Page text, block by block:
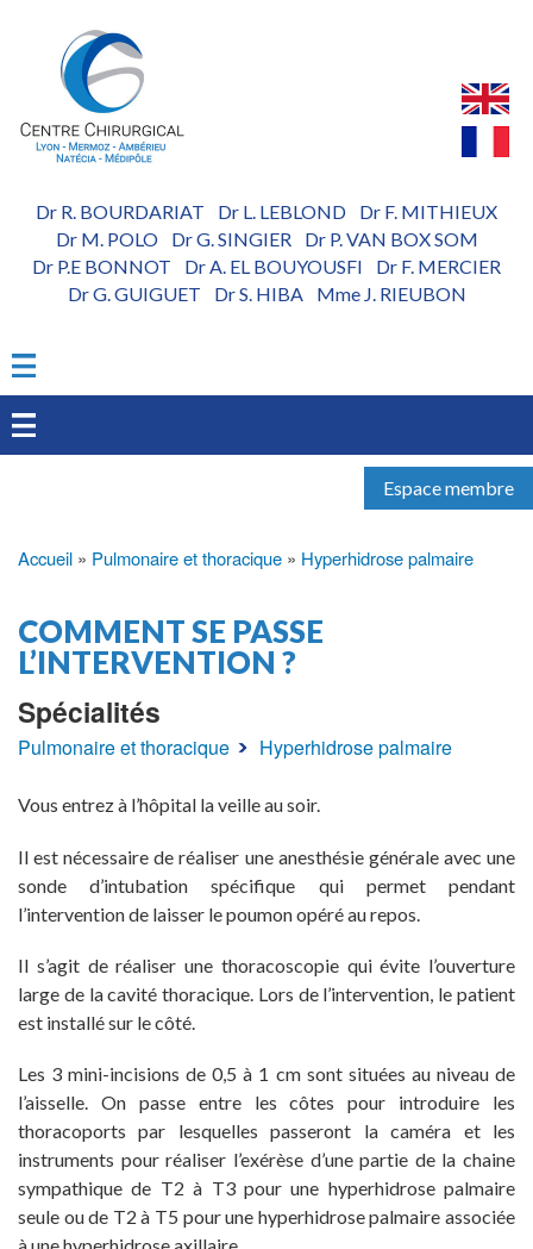
Dr R. BOURDARIAT Dr L. LEBLOND
Dr F. MITHIEUX
Dr M. POLO- Dr G. SINGIER- Dr P. VAN BOX SOM
Dr P.E BONNOT
Dr A. EL BOUYOUSFI
Dr F. MERCIER
Dr G. GUIGUET
Dr S. HIBA- Mme J. RIEUBON
Espace membre
d'Ariane
Accueil Pulmonaire et thoracique Hyperhidrose palmaire
COMMENT SE PASSE
L’INTERVENTION ?
Spécialités
Pulmonaire et thoracique Hyperhidrose palmaire
Vous entrez à l’hôpital la veille au soir.
Il est nécessaire de réaliser une anesthésie générale avec une
sonde d’intubation spécifique qui permet pendant
l’intervention de laisser le poumon opéré au repos.
Il s’agit de réaliser une thoracoscopie qui évite l’ouverture
large de la cavité thoracique. Lors de l’intervention, le patient
est installé sur le côté.
Les 3 mini-incisions de 0,5 à 1 cm sont situées au niveau de
l’aisselle. On passe entre les côtes pour introduire les
thoracoports par lesquelles passeront la caméra et les
instruments pour réaliser l’exérèse d’une partie de la chaine
sympathique de T2 à T3 pour une hyperhidrose palmaire
seule ou de T2 à T5 pour une hyperhidrose palmaire associée